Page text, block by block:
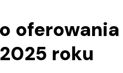
oferowania
roku